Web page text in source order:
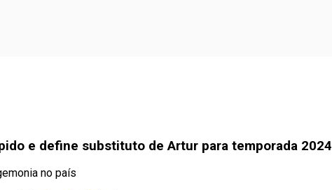
e define substituto de Artur para temporada 2024
no país